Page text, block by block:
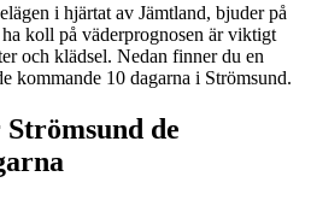
i hjärtat av Jämtland, bjuder på
koll på väderprognosen är viktigt
och klädsel. Nedan finner du en
kommande 10 dagarna i Strömsund.
de